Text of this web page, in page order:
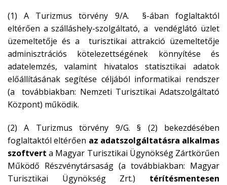
(1) A Turizmus törvény 9/A. §-ában foglaltaktól
eltérően a szálláshely-szolgáltató, a vendéglátó üzlet
üzemeltetője és a turisztikai attrakció üzemeltetője
adminisztrációs kötelezettségének könnyítése és
adatelemzés, valamint hivatalos statisztikai adatok
előállításának segítése céljából informatikai rendszer
(a továbbiakban: Nemzeti Turisztikai Adatszolgáltató
Központ) működik.
(2) A Turizmus törvény 9/G. § (2) bekezdésében
foglaltaktól eltérően az adatszolgáltatásra alkalmas
szoftverta Magyar Turisztikai Ügynökség Zártkörűen
Működő Részvénytársaság (a továbbiakban: Magyar
Turisztikai Ügynökség Zrt.) térítésmentesen